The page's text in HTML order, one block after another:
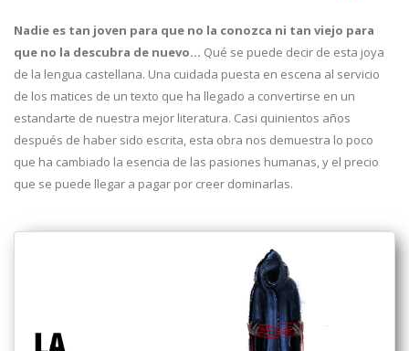
Nadie es tan joven para que no la conozca ni tan viejo para
que no la descubra de nuevo... Qué se puede decir de esta joya
de la lengua castellana. Una cuidada puesta en escena al servicio
de los matices de un texto que ha llegado a convertirse en un
estandarte de nuestra mejor literatura. Casi quinientos años
después de haber sido escrita, esta obra nos demuestra lo poco
que ha cambiado la esencia de las pasiones humanas, y el precio
que se puede llegar a pagar por creer dominarlas.